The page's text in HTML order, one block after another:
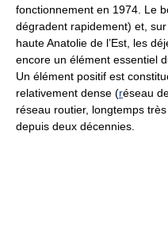
fonctionnement en 1974. Le
dégradent rapidement) et,
haute Anatolie de l’Est, les
encore un élément essentiel
Un élément positif est
relativement dense (réseau
réseau routier, longtemps
depuis deux décennies.